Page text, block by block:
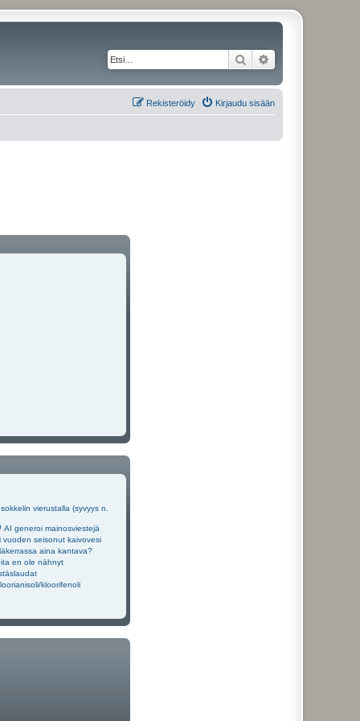
Etsi
Kirjaudu sisään
Rekisteröidy
vierustalla (syvyys n.
AI generoi mainosviestejä
vuoden seisonut kaivovesi
aina kantava?
en ole nähnyt
kloorifenoli